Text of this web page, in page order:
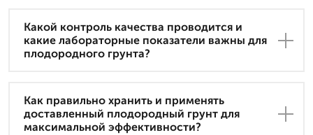
Какой контроль качества проводится и
какие лабораторные показатели важны для
плодородного грунта?
Как правильно хранить и применять
доставленный плодородный грунт для
максимальной эффективности?